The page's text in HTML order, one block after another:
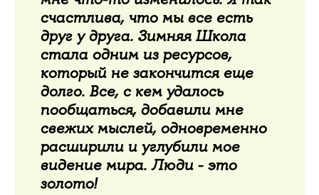
счастлива, что мы все есть
друг у друга. Зимняя Школа
стала одним из ресурсов,
который не закончится еще
долго. Все, с кем удалось
пообщаться, добавили мне
свежих мыслей, одновременно
расширили и углубили мое
видение мира. Люди - это
золото!